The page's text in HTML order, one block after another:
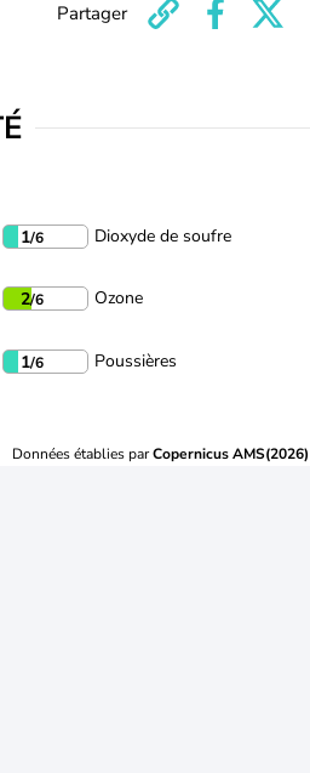
Partager
1/6 Dioxyde de soufre
2/6 Ozone
1/6 Poussières
Données établies parCopernicus AMS(2026)